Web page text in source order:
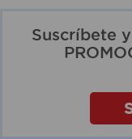
Suscríbete